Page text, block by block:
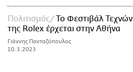
Πολιτισμός
Το Φεστιβάλ Τεχνών
της Rolex έρχεται στην Αθήνα
Γιάννης Πανταζόπουλος
10.3.2023